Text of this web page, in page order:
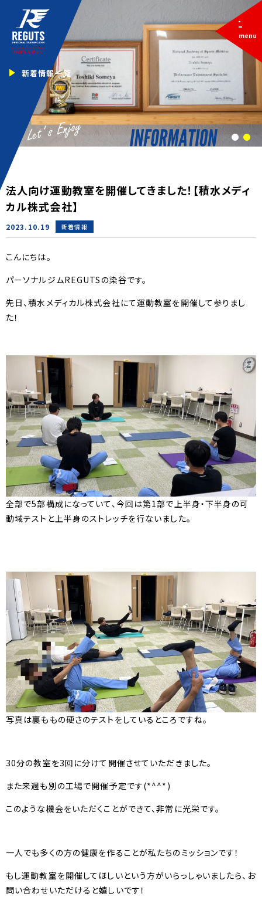
新着情報一覧
1 2
menu
法人向け運動教室を開催してきました！【積水メディ
カル株式会社】
2023.10.19 新着情報
こんにちは。
パーソナルジムREGUTSの染谷です。
先日、積水メディカル株式会社にて運動教室を開催して参りまし
た！
全部で5部構成になっていて、今回は第1部で上半身・下半身の可
動域テストと上半身のストレッチを行ないました。
写真は裏ももの硬さのテストをしているところですね。
30分の教室を3回に分けて開催させていただきました。
また来週も別の工場で開催予定です(*^^*)
このような機会をいただくことができて、非常に光栄です。
一人でも多くの方の健康を作ることが私たちのミッションです！
もし運動教室を開催してほしいという方がいらっしゃいましたら、お
問い合わせいただけると嬉しいです！